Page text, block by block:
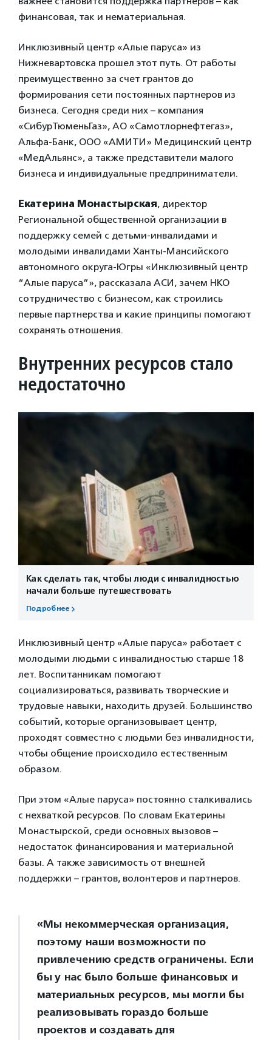
финансовая, так и нематериальная.
Инклюзивный центр «Алые паруса» из
Нижневартовска прошел этот путь. От работы
преимущественно за счет грантов до
формирования сети постоянных партнеров из
бизнеса. Сегодня среди них – компания
«СибурТюменьГаз», АО «Самотлорнефтегаз»,
Альфа-Банк, ООО «АМИТИ» Медицинский центр
«МедАльянс», а также представители малого
бизнеса и индивидуальные предприниматели.
Екатерина Монастырская, директор
Региональной общественной организации в
поддержку семей с детьми-инвалидами и
молодыми инвалидами Ханты-Мансийского
автономного округа-Югры «Инклюзивный центр
“Алые паруса”», рассказала АСИ, зачем НКО
сотрудничество с бизнесом, как строились
первые партнерства и какие принципы помогают
сохранять отношения.
Внутренних ресурсов стало
недостаточно
Как сделать так, чтобы люди с инвалидностью
начали больше путешествовать
Подробнее
Инклюзивный центр «Алые паруса» работает с
молодыми людьми с инвалидностью старше 18
лет. Воспитанникам помогают
социализироваться, развивать творческие и
трудовые навыки, находить друзей. Большинство
событий, которые организовывает центр,
проходят совместно с людьми без инвалидности,
чтобы общение происходило естественным
образом.
При этом «Алые паруса» постоянно сталкивались
с нехваткой ресурсов. По словам Екатерины
Монастырской, среди основных вызовов –
недостаток финансирования и материальной
базы. А также зависимость от внешней
поддержки – грантов, волонтеров и партнеров.
«Мы некоммерческая организация,
поэтому наши возможности по
привлечению средств ограничены. Если
бы у нас было больше финансовых и
материальных ресурсов, мы могли бы
реализовывать гораздо больше
проектов и создавать для